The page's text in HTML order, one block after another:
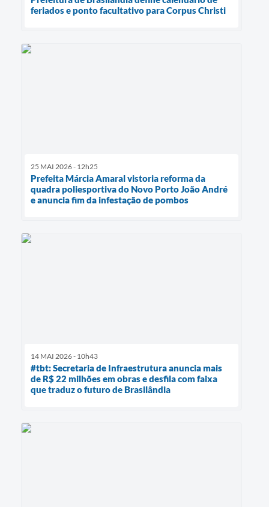
feriados e ponto facultativo para Corpus Christi
25 MAI 2026 - 12h25
Prefeita Márcia Amaral vistoria reforma da
quadra poliesportiva do Novo Porto João André
e anuncia fim da infestação de pombos
14 MAI 2026 - 10h43
#tbt: Secretaria de Infraestrutura anuncia mais
de R$ 22 milhões em obras e desfila com faixa
que traduz o futuro de Brasilândia